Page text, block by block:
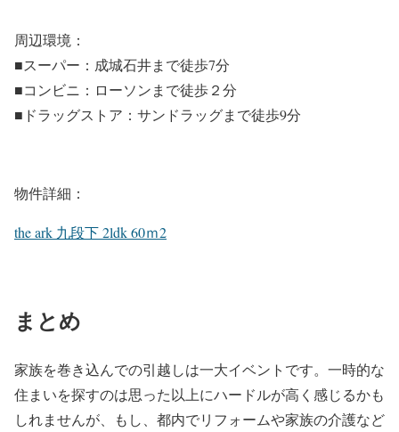
周辺環境：
■スーパー：成城石井まで徒歩7分
■コンビニ：ローソンまで徒歩２分
■ドラッグストア：サンドラッグまで徒歩9分
物件詳細：
the ark 九段下 2ldk 60ｍ2
まとめ
家族を巻き込んでの引越しは一大イベントです。一時的な
住まいを探すのは思った以上にハードルが高く感じるかも
しれませんが、もし、都内でリフォームや家族の介護など